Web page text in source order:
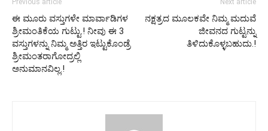
Previous article
ಈ ಮೂರು ವಸ್ತುಗಳೇ ಮಾರ್ವಾಡಿಗಳ
ಶ್ರೀಮಂತಿಕೆಯ ಗುಟ್ಟು.! ನೀವು ಈ 3
ವಸ್ತುಗಳನ್ನು ನಿಮ್ಮ ಅತ್ತಿರ ಇಟ್ಟುಕೊಂಡ್ರೆ
ಶ್ರೀಮಂತರಾಗೋದ್ರಲ್ಲಿ
ಅನುಮಾನವಿಲ್ಲ.!
Next article
ನಕ್ಷತ್ರದ ಮೂಲಕವೇ ನಿಮ್ಮ ಮದುವೆ
ಜೀವನದ ಗುಟ್ಟನ್ನು
ತಿಳಿದುಕೊಳ್ಳಬಹುದು.!